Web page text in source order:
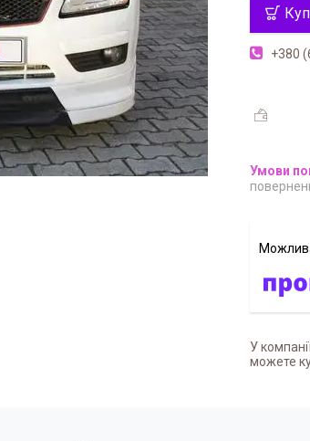
+380
У
можете